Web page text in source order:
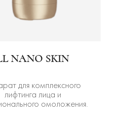
LL NANO SKIN
для комплексного
лифтинга лица и
омоложения.